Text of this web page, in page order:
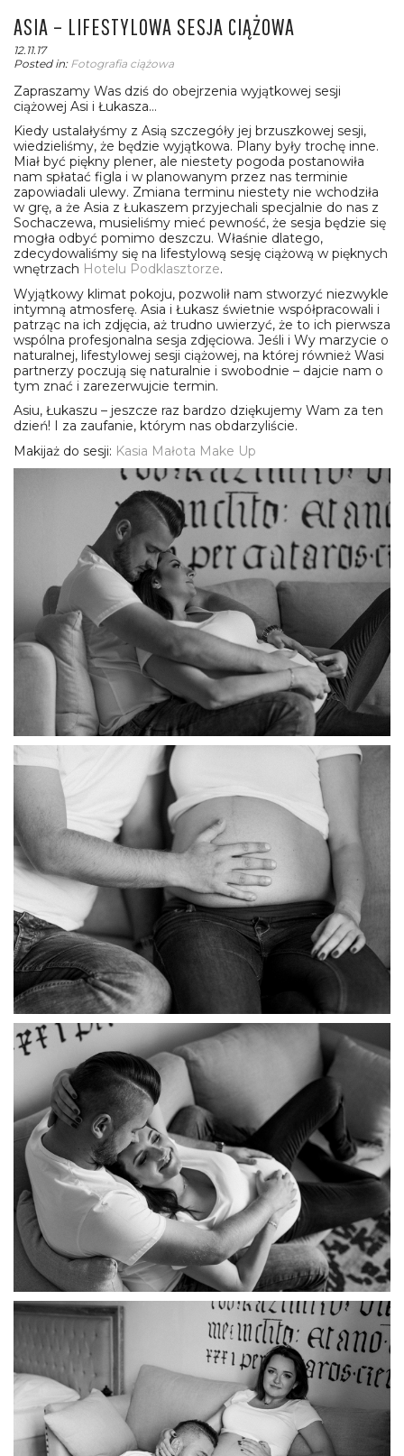
ASIA – LIFESTYLOWA SESJA CIĄŻOWA
12.11.17
Posted in: Fotografia ciążowa
Zapraszamy Was dziś do obejrzenia wyjątkowej sesji
ciążowej Asi i Łukasza…
Kiedy ustalałyśmy z Asią szczegóły jej brzuszkowej sesji,
wiedzieliśmy, że będzie wyjątkowa. Plany były trochę inne.
Miał być piękny plener, ale niestety pogoda postanowiła
nam spłatać figla i w planowanym przez nas terminie
zapowiadali ulewy. Zmiana terminu niestety nie wchodziła
w grę, a że Asia z Łukaszem przyjechali specjalnie do nas z
Sochaczewa, musieliśmy mieć pewność, że sesja będzie się
mogła odbyć pomimo deszczu. Właśnie dlatego,
zdecydowaliśmy się na lifestylową sesję ciążową w pięknych
wnętrzach Hotelu Podklasztorze.
Wyjątkowy klimat pokoju, pozwolił nam stworzyć niezwykle
intymną atmosferę. Asia i Łukasz świetnie współpracowali i
patrząc na ich zdjęcia, aż trudno uwierzyć, że to ich pierwsza
wspólna profesjonalna sesja zdjęciowa. Jeśli i Wy marzycie o
naturalnej, lifestylowej sesji ciążowej, na której również Wasi
partnerzy poczują się naturalnie i swobodnie – dajcie nam o
tym znać i zarezerwujcie termin.
Asiu, Łukaszu – jeszcze raz bardzo dziękujemy Wam za ten
dzień! I za zaufanie, którym nas obdarzyliście.
Makijaż do sesji: Kasia Małota Make Up